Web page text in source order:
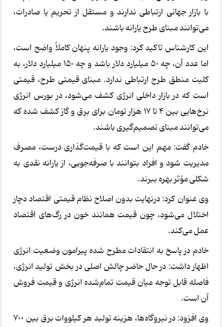
با بازار جهانی ارتباطی ندارند و مستقل از تحریم یا صادرات،
می‌توانند مبنای طرح یارانه باشند.
این کارشناس تاکید کرد: وجود یارانه پنهان کاملاً واضح است،
اما عدد آن، چه ۵۰ میلیارد دلار باشد و چه ۱۵۰ میلیارد دلار، به
کلیت منطق طرح ارتباطی ندارد. مبنای قیمتی طرح، قیمتی
است که در بازار داخلی انرژی کشف می‌شود، در بورس انرژی
نرخ‌هایی بین ۴ تا ۱۷ هزار تومان برای برق و گاز کشف شده که
می‌توانند مبنای تصمیم‌گیری باشند.
خادم گفت: مهم این است که با قیمت‌گذاری درست، مصرف
مدیریت شود و افراد بتوانند با صرفه‌جویی، از یارانه نقدی به
شکلی مؤثر بهره ببرند.
وی عنوان کرد: درنهایت بدون اصلاح نظام قیمتی اقتصاد دچار
اختلال می‌شود، چون قیمت همانند خون در رگ‌های اقتصاد
عمل می‌کند.
خادم در پاسخ به انتقادات مطرح شده پیرامون وضعیت انرژی
اظهار داشت: در حال حاضر چالش اصلی در بخش تولید انرژی،
فاصله قابل توجه میان قیمت تمام‌شده انرژی و قیمت فروش
آن است.
وی افزود: در نیروگاه‌ها، هزینه تولید هر کیلووات برق بین ۷۰۰